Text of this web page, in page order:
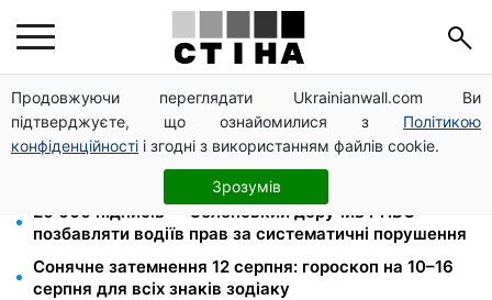
Продовжуючи переглядати Ukrainianwall.com Ви
підтверджуєте, що ознайомилися з Політикою
конфіденційності і згодні з використанням файлів cookie.
Зрозумів
Яйця від 19,90 грн за десяток: АТБ, Сільпо, Varus та
Ашан переписали цінники в серпні
172 940 грн захистять житло від арешту за
комуналку: з жовтня поріг — 432 тисячі
26 000 підписів — Зеленський доручив РНБО
позбавляти водіїв прав за систематичні порушення
Сонячне затемнення 12 серпня: гороскоп на 10–16
серпня для всіх знаків зодіаку